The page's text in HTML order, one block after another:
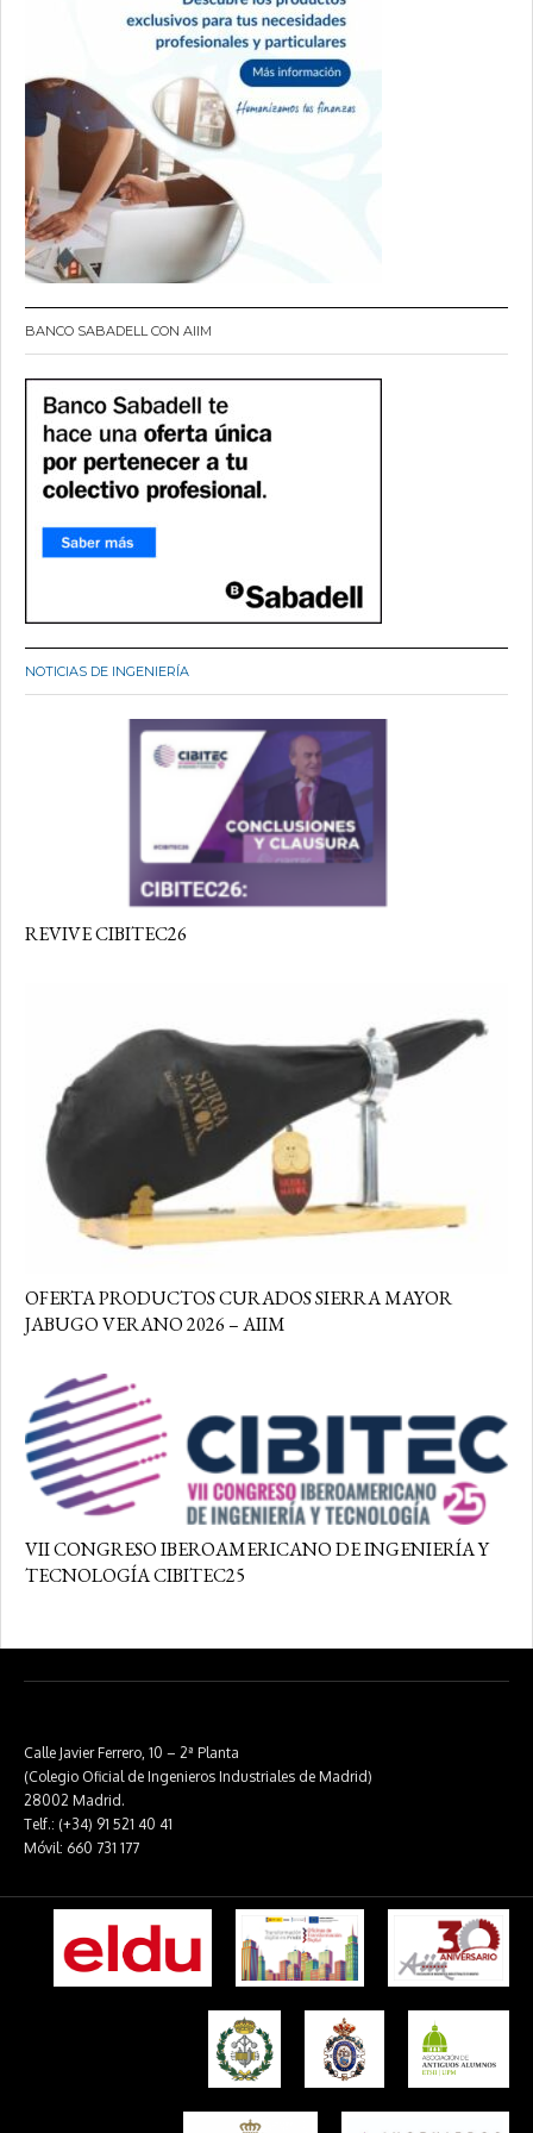
BANCO SABADELL CON AIIM
NOTICIAS DE INGENIERÍA
REVIVE CIBITEC26
OFERTA PRODUCTOS CURADOS SIERRA MAYOR
JABUGO VERANO 2026 – AIIM
VII CONGRESO IBEROAMERICANO DE INGENIERÍA Y
TECNOLOGÍA CIBITEC25
Calle Javier Ferrero, 10 – 2ª Planta
(Colegio Oficial de Ingenieros Industriales de Madrid)
28002 Madrid.
Telf.: (+34) 91 521 40 41
Móvil: 660 731 177